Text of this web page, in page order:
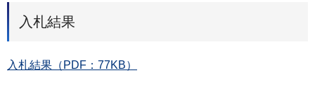
入札結果
入札結果（PDF：77KB）